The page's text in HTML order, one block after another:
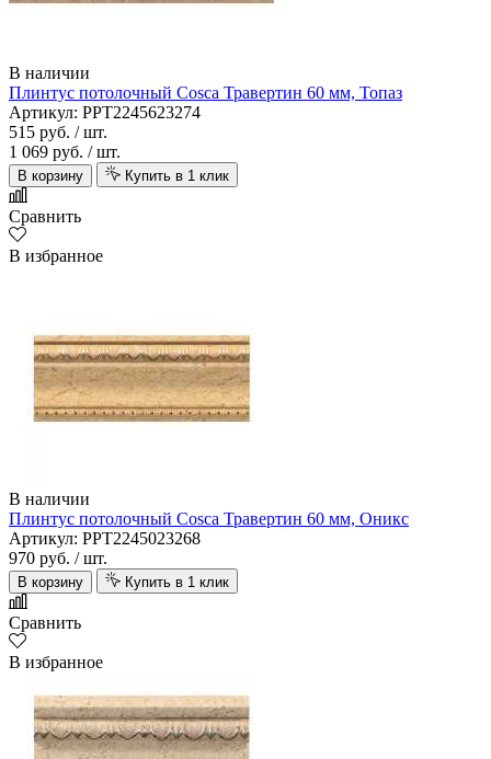
В наличии
Плинтус потолочный Cosca Травертин 60 мм, Топаз
Артикул: PPT2245623274
515 руб. / шт.
1 069 руб. / шт.
В корзину Купить в 1 клик
Сравнить
В избранное
В наличии
Плинтус потолочный Cosca Травертин 60 мм, Оникс
Артикул: PPT2245023268
970 руб. / шт.
В корзину Купить в 1 клик
Сравнить
В избранное